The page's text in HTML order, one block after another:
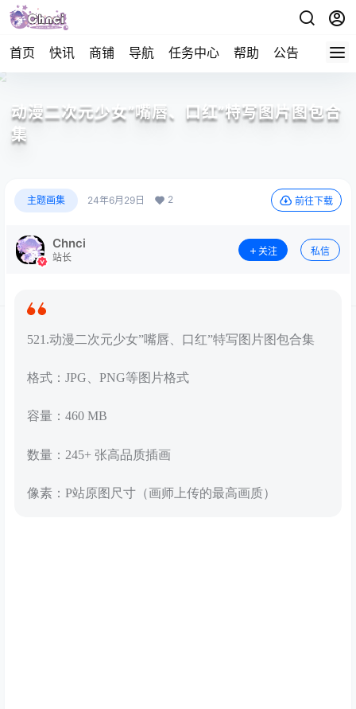
首页 快讯 商铺 导航 任务中心 帮助 公告 APP下
动漫二次元少女”嘴唇、口红”特写图片图包合
集
主题画集 24年6月29日 2 前往下载
Chnci
站长
关注 私信
521.动漫二次元少女”嘴唇、口红”特写图片图包合集
格式：JPG、PNG等图片格式
容量：460 MB
数量：245+ 张高品质插画
像素：P站原图尺寸（画师上传的最高画质）